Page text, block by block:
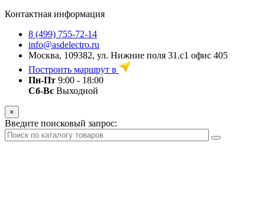
Контактная информация
8 (499) 755-72-14
info@asdelectro.ru
Москва, 109382, ул. Нижние поля 31.с1 офис 405
Построить маршрут в
Пн-Пт 9:00 - 18:00
Сб-Вс Выходной
×
Введите поисковый запрос: